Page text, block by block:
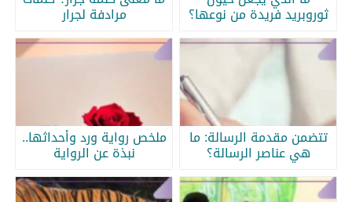
ثوروبريد فريدة من نوعها؟ مرادفة لجرار
تتضمن مقدمة الرسالة: ما
هي عناصر الرسالة؟
ملخص رواية ورد وأحداثها..
نبذة عن الرواية